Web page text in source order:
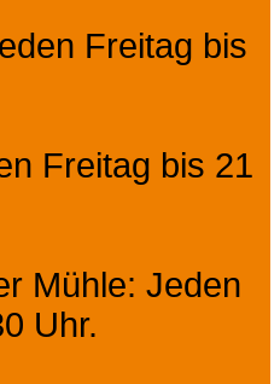
Freitag bis
Freitag bis 21
Mühle: Jeden
Uhr.